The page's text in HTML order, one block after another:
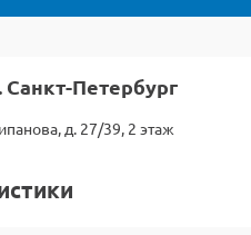
Санкт-Петербург
д. 27/39, 2 этаж